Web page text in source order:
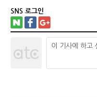
SNS 로그인